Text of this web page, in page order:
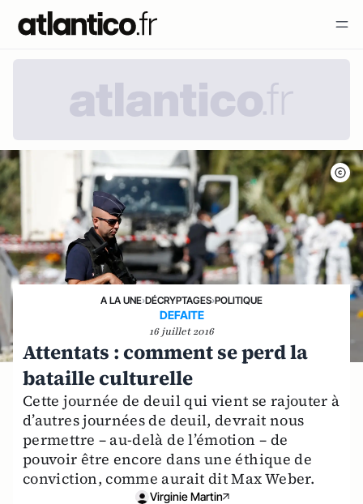
A LA UNE›DÉCRYPTAGES›POLITIQUE
DEFAITE
16 juillet 2016
Attentats : comment se perd la
bataille culturelle
Cette journée de deuil qui vient se rajouter à
d’autres journées de deuil, devrait nous
permettre – au-delà de l’émotion – de
pouvoir être encore dans une éthique de
conviction, comme aurait dit Max Weber.
Virginie Martin